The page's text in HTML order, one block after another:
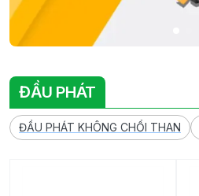
ĐẦU PHÁT
ĐẦU PHÁT KHÔNG CHỔI THAN